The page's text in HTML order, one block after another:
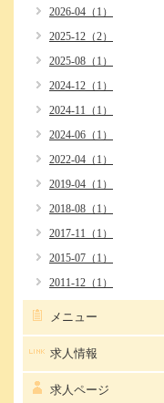
2026-04（1）
2025-12（2）
2025-08（1）
2024-12（1）
2024-11（1）
2024-06（1）
2022-04（1）
2019-04（1）
2018-08（1）
2017-11（1）
2015-07（1）
2011-12（1）
メニュー
求人情報
求人ページ